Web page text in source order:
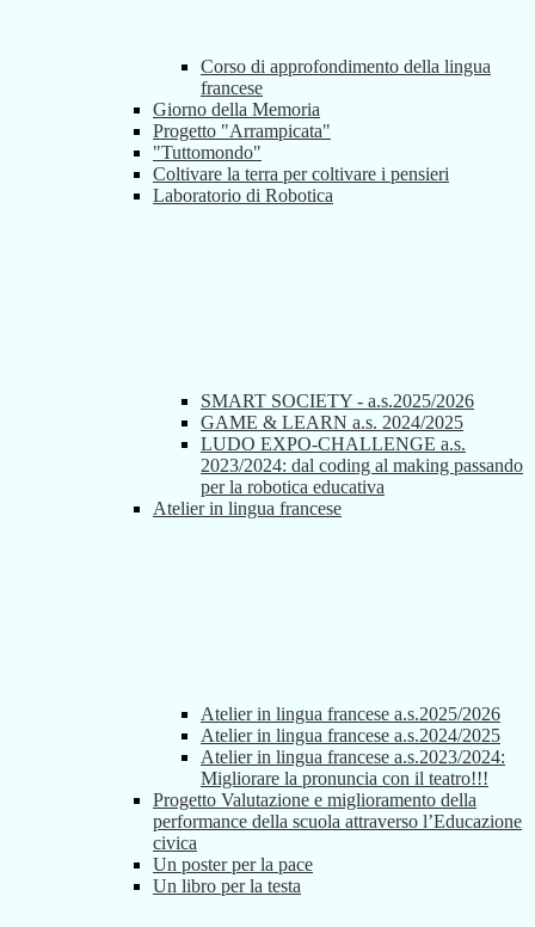
Corso di approfondimento della lingua
francese
Giorno della Memoria
Progetto "Arrampicata"
"Tuttomondo"
Coltivare la terra per coltivare i pensieri
Laboratorio di Robotica
SMART SOCIETY - a.s.2025/2026
GAME & LEARN a.s. 2024/2025
LUDO EXPO-CHALLENGE a.s.
2023/2024: dal coding al making passando
per la robotica educativa
Atelier in lingua francese
Atelier in lingua francese a.s.2025/2026
Atelier in lingua francese a.s.2024/2025
Atelier in lingua francese a.s.2023/2024:
Migliorare la pronuncia con il teatro!!!
Progetto Valutazione e miglioramento della
performance della scuola attraverso l’Educazione
civica
Un poster per la pace
Un libro per la testa